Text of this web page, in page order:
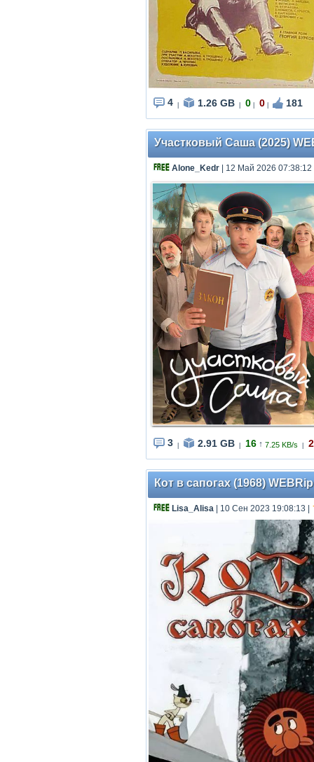
4 1.26 GB 0 0 181
Участковый Саша (2025)
Alone_Kedr | 12 Май 2026 07:38:12
3 2.91 GB 16 ↑ 7.25 KB/s 2
Кот в сапогах (1968)
Lisa_Alisa | 10 Сен 2023 19:08:13